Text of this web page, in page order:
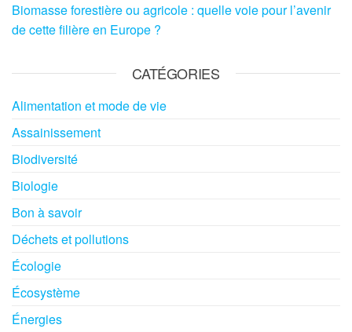
Biomasse forestière ou agricole : quelle voie pour l’avenir
de cette filière en Europe ?
CATÉGORIES
Alimentation et mode de vie
Assainissement
Biodiversité
Biologie
Bon à savoir
Déchets et pollutions
Écologie
Écosystème
Énergies